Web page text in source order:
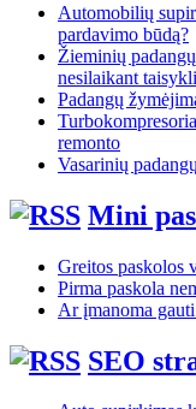
Automobilių
pardavimo būdą?
Žieminių
nesilaikant
Padangų
remonto
Vasarinių
Mini
Greitos paskolos
Pirma paskola
Ar įmanoma
SEO